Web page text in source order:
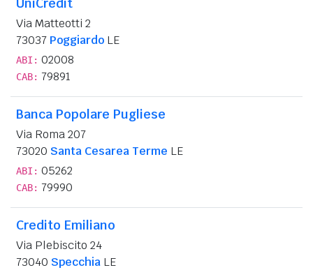
Via Matteotti 2
73037 Poggiardo LE
ABI: 02008
CAB: 79891
Banca Popolare Pugliese
Via Roma 207
73020 Santa Cesarea Terme LE
ABI: 05262
CAB: 79990
Credito Emiliano
Via Plebiscito 24
73040 Specchia LE